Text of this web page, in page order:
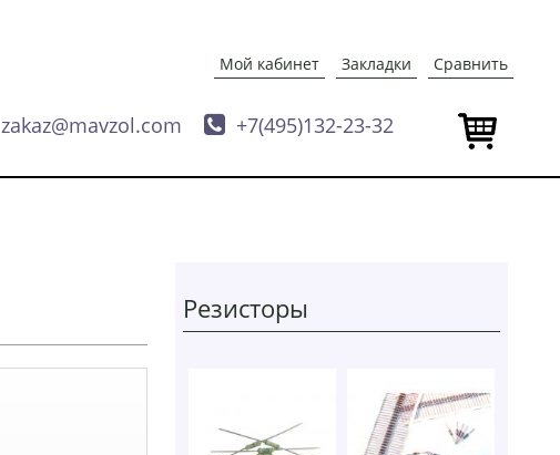
Мой кабинет Закладки Сравнить
zakaz@mavzol.com  +7(495)132-23-32
Резисторы